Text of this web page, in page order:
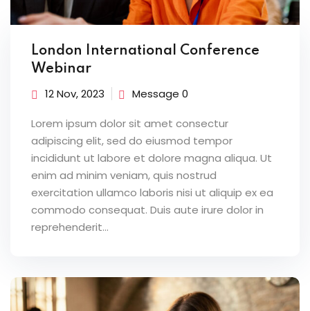
London International Conference
Webinar
12 Nov, 2023 Message 0
Lorem ipsum dolor sit amet consectur
adipiscing elit, sed do eiusmod tempor
incididunt ut labore et dolore magna aliqua. Ut
enim ad minim veniam, quis nostrud
exercitation ullamco laboris nisi ut aliquip ex ea
commodo consequat. Duis aute irure dolor in
reprehenderit...